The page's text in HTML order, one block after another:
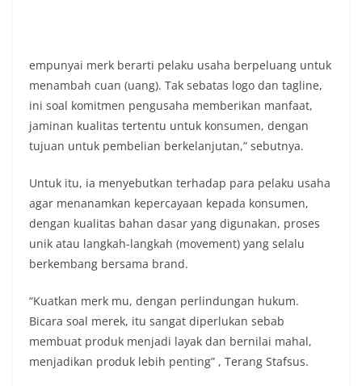
personel Kepolisian dengan masyarakat. Melalui
kegiatan semacam ini, Bhabinkamtibmas tidak
hanya berperan sebagai penyampai informasi
dan imbauan, tetapi juga sebagai mitra
masyarakat dalam menjaga keamanan lingkungan
secara bersama-sama.‎‎Kehadiran
diharapkan dapat semakin mempererat
hubungan kemitraan antara Polri dan
masyarakat, sekaligus membangun kesadaran
kolektif warga akan pentingnya menjaga
keamanan, ketertiban, dan kekompakan
lingkungan, khususnya dalam menyambut
Republik Indonesia.‎Kegiatan sambang ini
rencananya akan terus dilaksanakan secara rutin
oleh Bhabinkamtibmas di wilayah Kelurahan
Sunggal sebagai bagian dari upaya menciptakan
situasi Kamtibmas yang aman dan kondusif,
empunyai merk berarti pelaku usaha berpeluang untuk
menambah cuan (uang). Tak sebatas logo dan tagline,
ini soal komitmen pengusaha memberikan manfaat,
jaminan kualitas tertentu untuk konsumen, dengan
tujuan untuk pembelian berkelanjutan,” sebutnya.
Untuk itu, ia menyebutkan terhadap para pelaku usaha
agar menanamkan kepercayaan kepada konsumen,
dengan kualitas bahan dasar yang digunakan, proses
unik atau langkah-langkah (movement) yang selalu
berkembang bersama brand.
“Kuatkan merk mu, dengan perlindungan hukum.
Bicara soal merek, itu sangat diperlukan sebab
membuat produk menjadi layak dan bernilai mahal,
menjadikan produk lebih penting” , Terang Stafsus.